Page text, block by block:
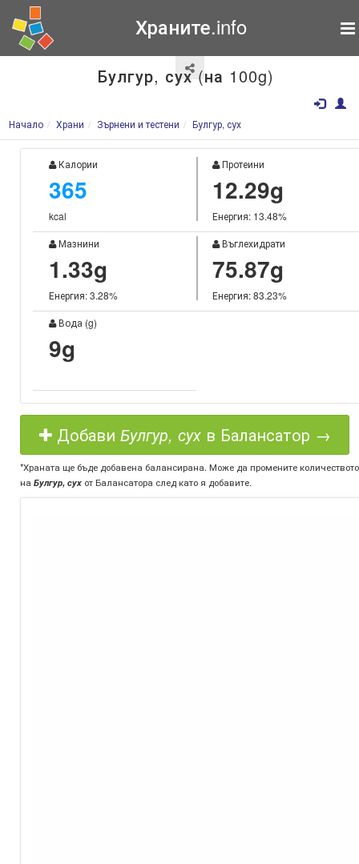
Храните.info
Булгур, сух (на 100g)
Начало Храни Зърнени и тестени Булгур, сух
Калории
365
kcal
Протеини
12.29g
Енергия: 13.48%
Мазнини
1.33g
Енергия: 3.28%
Въглехидрати
75.87g
Енергия: 83.23%
Вода (g)
9g
Добави Булгур, сухв Балансатор →
*Храната ще бъде добавена балансирана. Може да промените количеството
на Булгур, сух от Балансатора след като я добавите.